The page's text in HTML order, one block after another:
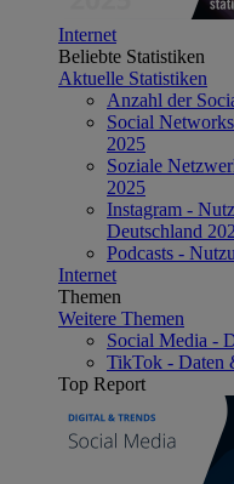
Internet
Beliebte Statistiken
Aktuelle Statistiken
Anzahl der
Social
2025
Soziale
2025
Instagram -
Deutschland
Podcasts -
Internet
Themen
Weitere Themen
Social Media -
TikTok - Daten
Top Report